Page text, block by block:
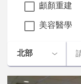
顱顏重建
美容醫學